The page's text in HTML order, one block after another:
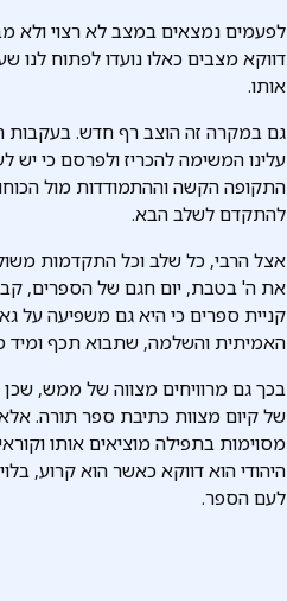
לפעמים נמצאים במצב לא רצוי ולא
דווקא מצבים כאלו נועדו לפתוח לנו
אותו.
גם במקרה זה הוצב רף חדש. בעקבות
עלינו המשימה להכריז ולפרסם כי
התקופה הקשה וההתמודדות מול
להתקדם לשלב הבא.
אצל הרבי, כל שלב וכל התקדמות
את ה' בטבת, יום חגם של הספרים, קבע
קניית ספרים כי היא גם משפיעה על
האמיתית והשלמה, שתבוא תכף
בכך גם מרוויחים מצווה של ממש,
של קיום מצוות כתיבת ספר תורה.
מסוימות בתפילה מוציאים אותו
היהודי הוא דווקא כאשר הוא קרוע,
לעם הספר.